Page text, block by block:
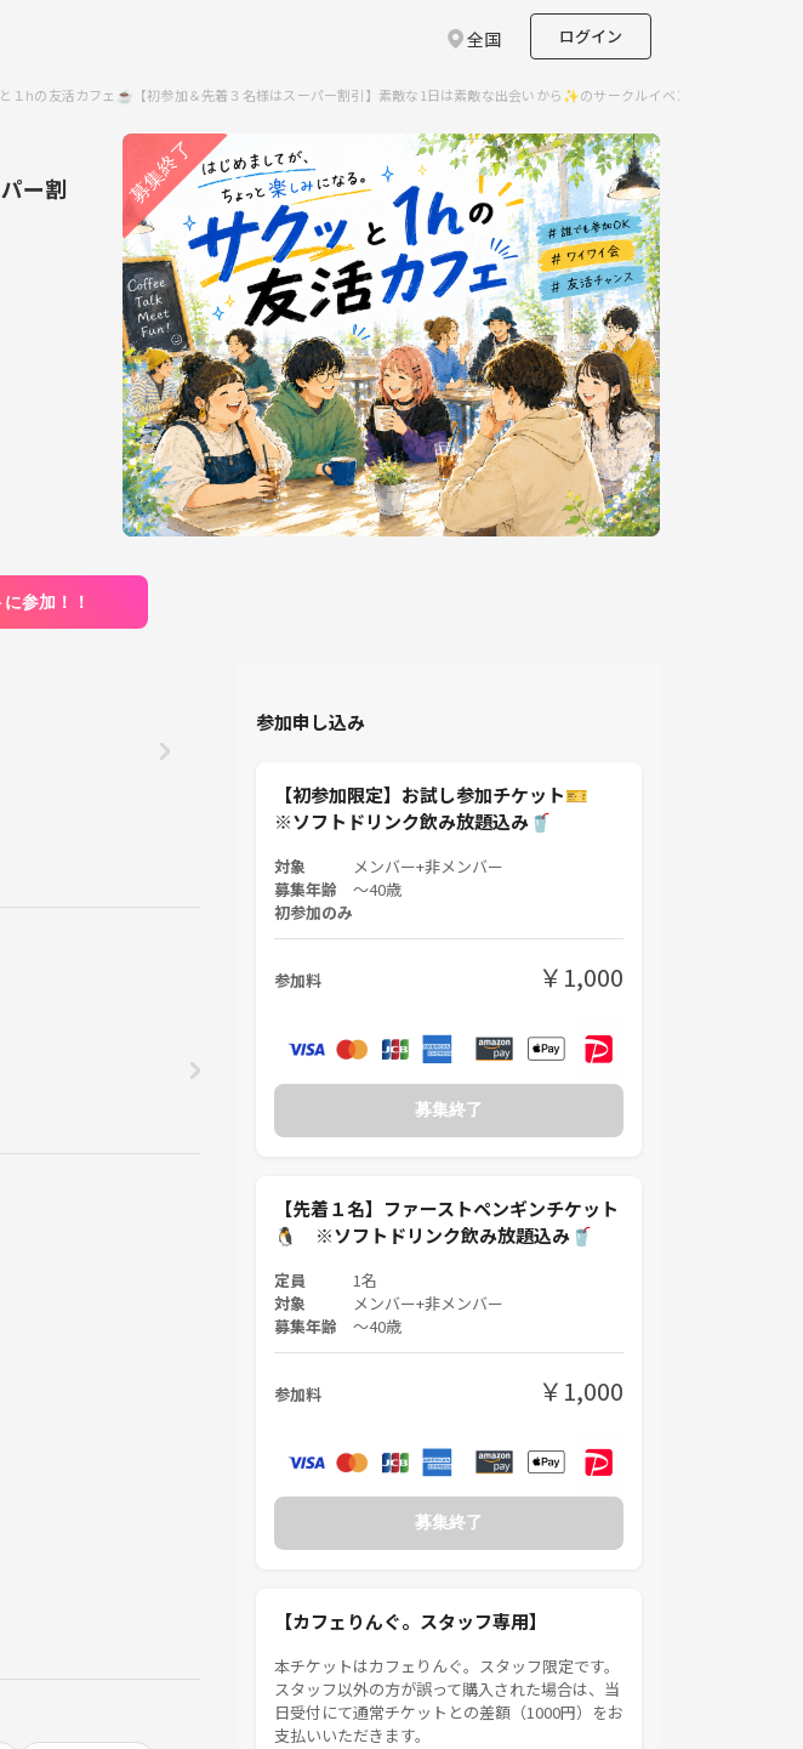
全国 ログイン
１hの友活カフェ☕️【初参加＆先着３名様はスーパー割引】素敵な1日は素敵な出会いから✨のサークルイベント
ー割
参加！！
参加申し込み
【初参加限定】お試し参加チケット🎫
※ソフトドリンク飲み放題込み🥤
対象 メンバー+非メンバー
募集年齢 〜40歳
初参加のみ
参加料 ￥1,000
募集終了
【先着１名】ファーストペンギンチケット
🐧 ※ソフトドリンク飲み放題込み🥤
定員 1名
対象
メンバー+非メンバー
募集年齢 〜40歳
参加料 ￥1,000
募集終了
【カフェりんぐ。スタッフ専用】
本チケットはカフェりんぐ。スタッフ限定です。
スタッフ以外の方が誤って購入された場合は、当
日受付にて通常チケットとの差額（1000円）をお
支払いいただきます。